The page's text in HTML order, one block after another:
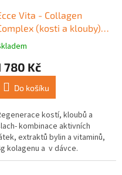
Vita - Collagen
(kosti a klouby)
31 sáčků
5,0
780 Kč
Do košíku
kostí, kloubů a
kombinace aktivních
extraktů bylin a vitaminů,
kolagenu a v dávce.